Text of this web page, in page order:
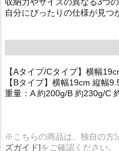
収納力やサイズの異なる3つ
自分にぴったりの仕様が見つ
【Aタイプ/Cタイプ】横幅
【Bタイプ】横幅19cm 縦幅
重量：A 約200g/B 約230g/C
※こちらの商品は、独自の方
ズガイド]をご確認ください。